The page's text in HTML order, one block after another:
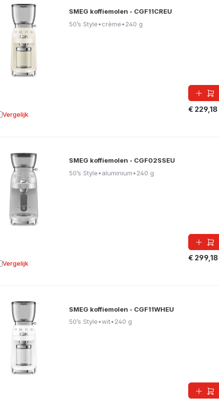
SMEG koffiemolen - CGF11CREU
50’s Style•crème•240 g
€ 229,18
Vergelijk aan vergelijking
SMEG koffiemolen - CGF02SSEU
50’s Style•aluminium•240 g
€ 299,18
Vergelijk aan vergelijking
SMEG koffiemolen - CGF11WHEU
50’s Style•wit•240 g